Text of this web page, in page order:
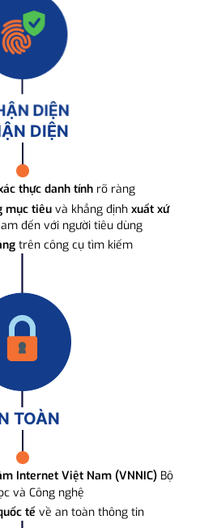
DIỆN
thực danh tính rõ ràng
mục tiêuvà khẳng định xuất xứ
đến với người tiêu dùng
trên công cụ tìm kiếm
TOÀN
Internet Việt Nam (VNNIC) Bộ
và Công nghệ
tế về an toàn thông tin